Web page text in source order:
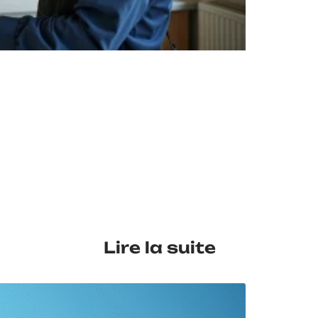
Lire la suite